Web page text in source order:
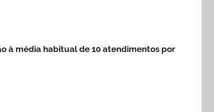
à média habitual de 10 atendimentos por